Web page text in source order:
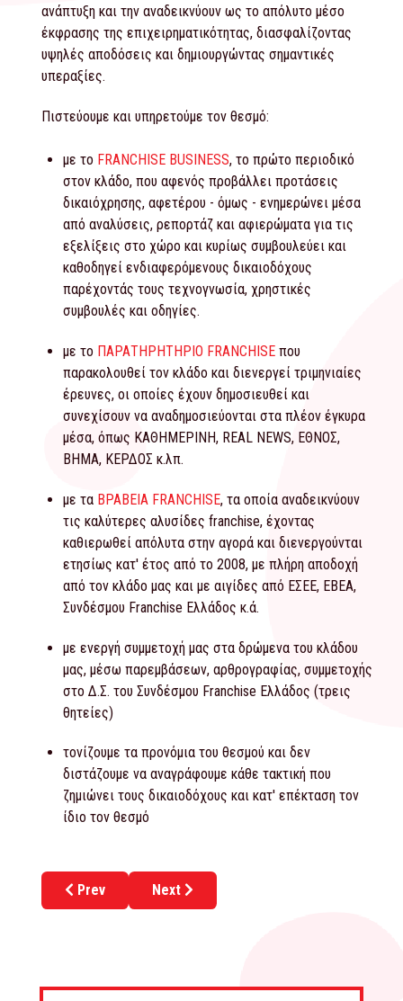
ανάπτυξη και την αναδεικνύουν ως το απόλυτο μέσο
έκφρασης της επιχειρηματικότητας, διασφαλίζοντας
υψηλές αποδόσεις και δημιουργώντας σημαντικές
υπεραξίες.
Πιστεύουμε και υπηρετούμε τον θεσμό:
με το FRANCHISE BUSINESS, το πρώτο περιοδικό
στον κλάδο, που αφενός προβάλλει προτάσεις
δικαιόχρησης, αφετέρου - όμως - ενημερώνει μέσα
από αναλύσεις, ρεπορτάζ και αφιερώματα για τις
εξελίξεις στο χώρο και κυρίως συμβουλεύει και
καθοδηγεί ενδιαφερόμενους δικαιοδόχους
παρέχοντάς τους τεχνογνωσία, χρηστικές
συμβουλές και οδηγίες.
με το ΠΑΡΑΤΗΡΗΤΗΡΙΟ FRANCHISE που
παρακολουθεί τον κλάδο και διενεργεί τριμηνιαίες
έρευνες, οι οποίες έχουν δημοσιευθεί και
συνεχίσουν να αναδημοσιεύονται στα πλέον έγκυρα
μέσα, όπως ΚΑΘΗΜΕΡΙΝΗ, REAL NEWS, ΕΘΝΟΣ,
ΒΗΜΑ, ΚΕΡΔΟΣ κ.λπ.
με τα ΒΡΑΒΕΙΑ FRANCHISE, τα οποία αναδεικνύουν
τις καλύτερες αλυσίδες franchise, έχοντας
καθιερωθεί απόλυτα στην αγορά και διενεργούνται
ετησίως κατ' έτος από το 2008, με πλήρη αποδοχή
από τον κλάδο μας και με αιγίδες από ΕΣΕΕ, ΕΒΕΑ,
Συνδέσμου Franchise Ελλάδος κ.ά.
με ενεργή συμμετοχή μας στα δρώμενα του κλάδου
μας, μέσω παρεμβάσεων, αρθρογραφίας, συμμετοχής
στο Δ.Σ. του Συνδέσμου Franchise Ελλάδος (τρεις
θητείες)
τονίζουμε τα προνόμια του θεσμού και δεν
διστάζουμε να αναγράφουμε κάθε τακτική που
ζημιώνει τους δικαιοδόχους και κατ' επέκταση τον
ίδιο τον θεσμό
Previous article: Θεσμικός Ρόλος
Prev Next article: Διοικητική Ομάδα
Next